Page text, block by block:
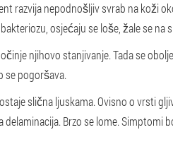
razvija nepodnošljiv svrab na koži
osjećaju se loše, žale se
njihovo stanjivanje. Tada se
se pogoršava.
slična ljuskama. Ovisno o vrsti
Brzo se lome. Simptomi